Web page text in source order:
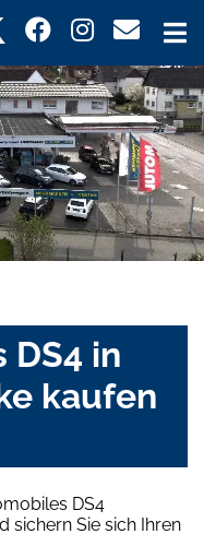
DS4 in
kaufen
DS4
sichern Sie sich Ihren